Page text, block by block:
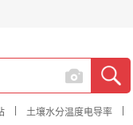
土壤水分温度电导率